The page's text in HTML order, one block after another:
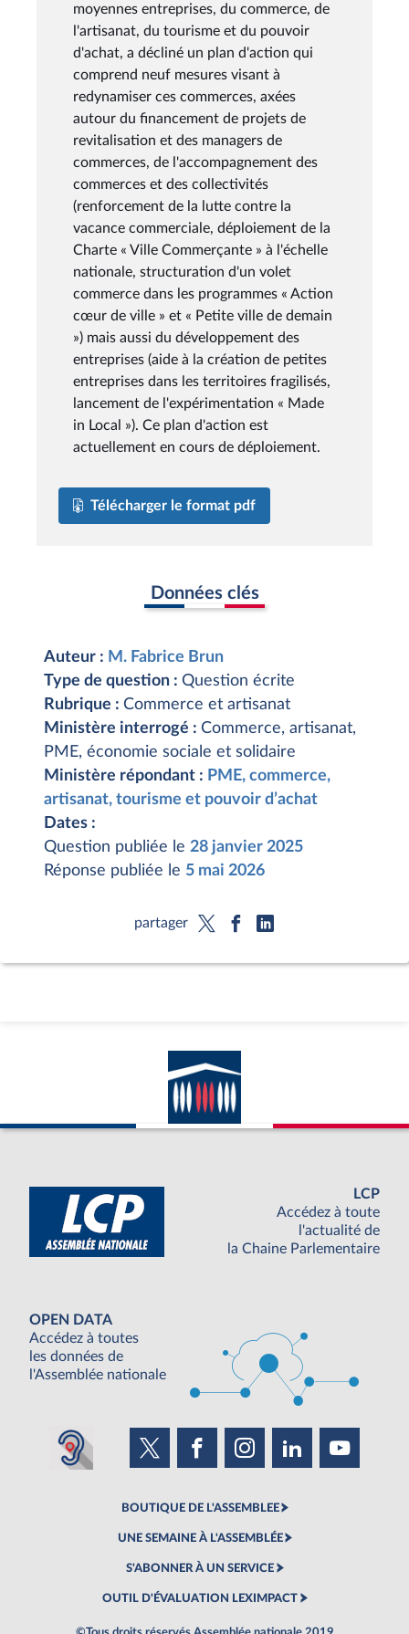
moyennes entreprises, du commerce, de
l'artisanat, du tourisme et du pouvoir
d'achat, a décliné un plan d'action qui
comprend neuf mesures visant à
redynamiser ces commerces, axées
autour du financement de projets de
revitalisation et des managers de
commerces, de l'accompagnement des
commerces et des collectivités
(renforcement de la lutte contre la
vacance commerciale, déploiement de la
Charte « Ville Commerçante » à l'échelle
nationale, structuration d'un volet
commerce dans les programmes « Action
cœur de ville » et « Petite ville de demain
») mais aussi du développement des
entreprises (aide à la création de petites
entreprises dans les territoires fragilisés,
lancement de l'expérimentation « Made
in Local »). Ce plan d'action est
actuellement en cours de déploiement.
Télécharger le format pdf
Données clés
Auteur : M. Fabrice Brun
Type de question : Question écrite
Rubrique : Commerce et artisanat
Ministère interrogé : Commerce, artisanat,
PME, économie sociale et solidaire
Ministère répondant : PME, commerce,
artisanat, tourisme et pouvoir d’achat
Dates :
Question publiée le 28 janvier 2025
Réponse publiée le 5 mai 2026
partager
LCP
Accédez à toute
l'actualité de
la Chaine Parlementaire
OPEN DATA
Accédez à toutes
les données de
l'Assemblée nationale
BOUTIQUE DE L'ASSEMBLEE
UNE SEMAINE À L'ASSEMBLÉE
S'ABONNER À UN SERVICE
OUTIL D'ÉVALUATION LEXIMPACT